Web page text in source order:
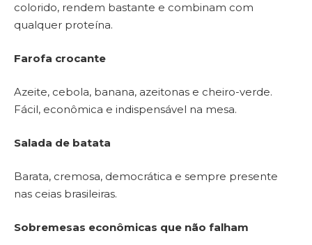
colorido, rendem bastante e combinam com
qualquer proteína.
Farofa crocante
Azeite, cebola, banana, azeitonas e cheiro-verde.
Fácil, econômica e indispensável na mesa.
Salada de batata
Barata, cremosa, democrática e sempre presente
nas ceias brasileiras.
Sobremesas econômicas que não falham